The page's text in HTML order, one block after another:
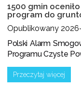
1500 gmin
program do
Opublikowany
Polski Alarm
Programu Czyste
Przeczytaj więcej